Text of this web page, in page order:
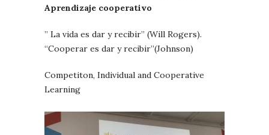
Aprendizaje cooperativo
” La vida es dar y recibir” (Will Rogers).
“Cooperar es dar y recibir”(Johnson)
Competiton, Individual and Cooperative
Learning